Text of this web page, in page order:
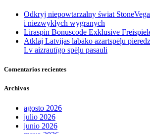
Odkryj niepowtarzalny świat
i niezwykłych wygranych
Liraspin Bonuscode Exklusive
Atklāj Latvijas labāko azartspēļu
Lv aizrautīgo spēļu pasauli
Comentarios recientes
Archivos
agosto 2026
julio 2026
junio 2026